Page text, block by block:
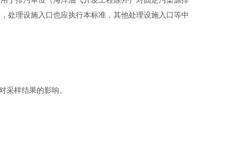
处理设施入口也应执行本标准，其他处理设施入口等中
采样结果的影响。